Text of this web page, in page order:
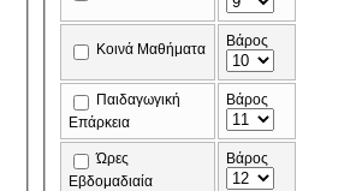
Κοινά Μαθήματα Βάρος
Παιδαγωγική
Επάρκεια
Βάρος
Ώρες
Εβδομαδιαία
Βάρος